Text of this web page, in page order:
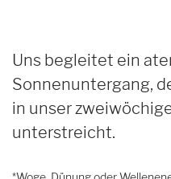
Uns begleitet ein
Sonnenuntergang,
in unser
unterstreicht.